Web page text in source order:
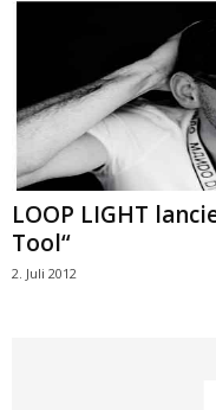
LOOP LIGHT
Tool“
2. Juli 2012